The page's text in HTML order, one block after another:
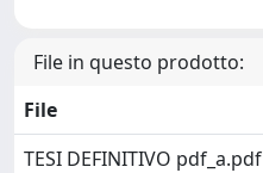
File in questo prodotto:
File
TESI DEFINITIVO pdf_a.pdf